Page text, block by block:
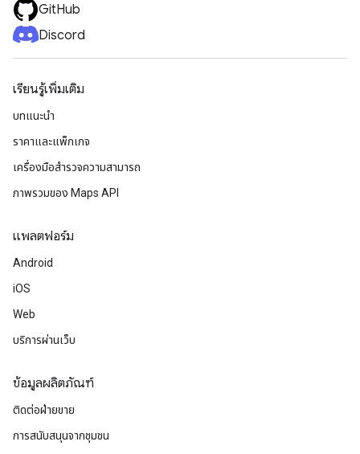
GitHub
Discord
เรียนรู้เพิ่มเติม
บทแนะนำ
ราคาและแพ็กเกจ
เครื่องมือสำรวจความสามารถ
ภาพรวมของ Maps API
แพลตฟอร์ม
Android
iOS
Web
บริการผ่านเว็บ
ข้อมูลผลิตภัณฑ์
ติดต่อฝ่ายขาย
การสนับสนุนจากชุมชน